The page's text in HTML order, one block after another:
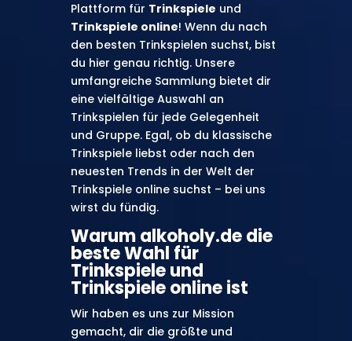
Plattform für Trinkspiele und
Trinkspiele online! Wenn du nach
den besten Trinkspielen suchst, bist
du hier genau richtig. Unsere
umfangreiche Sammlung bietet dir
eine vielfältige Auswahl an
Trinkspielen für jede Gelegenheit
und Gruppe. Egal, ob du klassische
Trinkspiele liebst oder nach den
neuesten Trends in der Welt der
Trinkspiele online suchst – bei uns
wirst du fündig.
Warum alkoholy.de die
beste Wahl für
Trinkspiele und
Trinkspiele online ist
Wir haben es uns zur Mission
gemacht, dir die größte und